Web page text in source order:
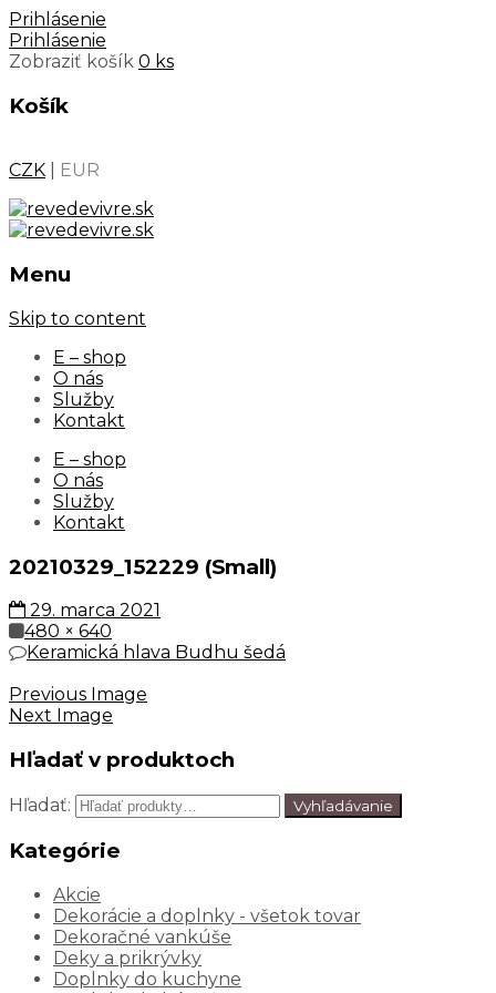
Prihlásenie
Prihlásenie
Zobraziť košík 0 ks
Košík
CZK EUR
Menu
Skip to content
E – shop
O nás
Služby
Kontakt
E – shop
O nás
Služby
Kontakt
20210329_152229 (Small)
29. marca 2021
480 × 640
Keramická hlava Budhu šedá
Previous Image
Next Image
Hľadať v produktoch
Hľadať: Vyhľadávanie
Kategórie
Akcie
Dekorácie a doplnky - všetok tovar
Dekoračné vankúše
Deky a prikrývky
Doplnky do kuchyne